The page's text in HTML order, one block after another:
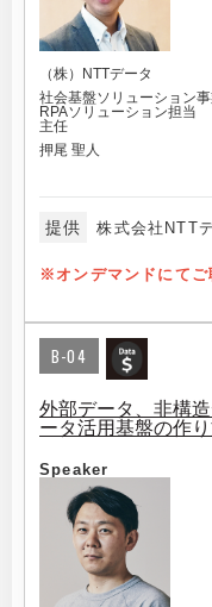
（株）NTTデータ
社会基盤ソリューション
RPAソリューション担当
主任
押尾 聖人
提供 株式会社NTT
※オンデマンドにてご
B-04
外部データ、非構
ータ活用基盤の作
Speaker